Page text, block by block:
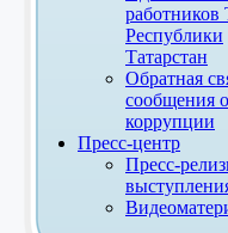
Республики
Татарстан
Обратная
сообщения
коррупции
Пресс-центр
Пресс-